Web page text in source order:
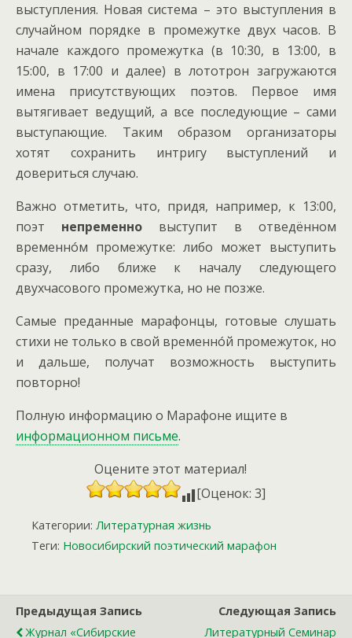
выступления. Новая система – это выступления в
случайном порядке в промежутке двух часов. В
начале каждого промежутка (в 10:30, в 13:00, в
15:00, в 17:00 и далее) в лототрон загружаются
имена присутствующих поэтов. Первое имя
вытягивает ведущий, а все последующие – сами
выступающие. Таким образом организаторы
хотят сохранить интригу выступлений и
довериться случаю.
Важно отметить, что, придя, например, к 13:00,
поэт непременно выступит в отведённом
временнóм промежутке: либо может выступить
сразу, либо ближе к началу следующего
двухчасового промежутка, но не позже.
Самые преданные марафонцы, готовые слушать
стихи не только в свой временнóй промежуток, но
и дальше, получат возможность выступить
повторно!
Полную информацию о Марафоне ищите в
информационном письме.
Оцените этот материал!
[Оценок: 3]
Категории: Литературная жизнь
Теги: Новосибирский поэтический марафон
Предыдущая Запись
Журнал «Сибирские
Следующая Запись
Литературный Семинар